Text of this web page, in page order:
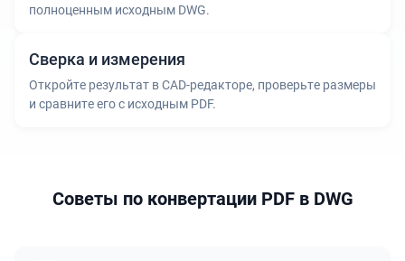
полноценным исходным DWG.
Сверка и измерения
Откройте результат в CAD-редакторе, проверьте размеры
и сравните его с исходным PDF.
Советы по конвертации PDF в DWG